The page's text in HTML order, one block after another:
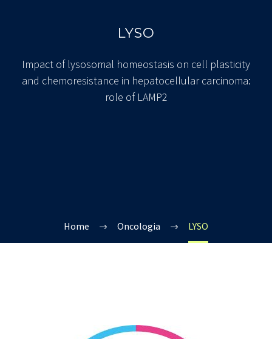
LYSO
Impact of lysosomal homeostasis on cell plasticity
and chemoresistance in hepatocellular carcinoma:
role of LAMP2
Home Oncologia LYSO